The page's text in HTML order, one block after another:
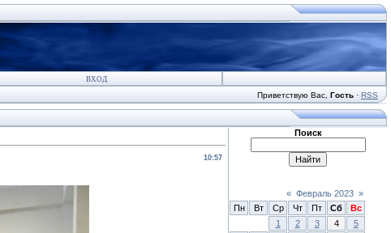
ВХОД
Приветствую Вас Гость · RSS
10:57
Поиск
« Февраль 2023 »
Пн
Вт Ср Чт Пт Сб
Вс
1
2 3 4
5